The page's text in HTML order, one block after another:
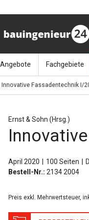
(11.9.26)
(26.11.26)
(3.12.26)
Angebote
Stellenmarkt
Kalender-Preisreduzierung
Fachgebiete
Architektur
Bauen im
Baurecht
Innovative Fassadentechnik I/
Ernst & Sohn (Hrsg.)
April 2020 100 Seiten
Bestell-Nr.: 2134 2004
Preis exkl. Mehrwertsteuer,